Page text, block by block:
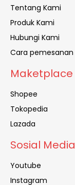
Tentang Kami
Produk Kami
Hubungi Kami
Cara pemesanan
Maketplace
Shopee
Tokopedia
Lazada
Sosial Media
Youtube
Instagram